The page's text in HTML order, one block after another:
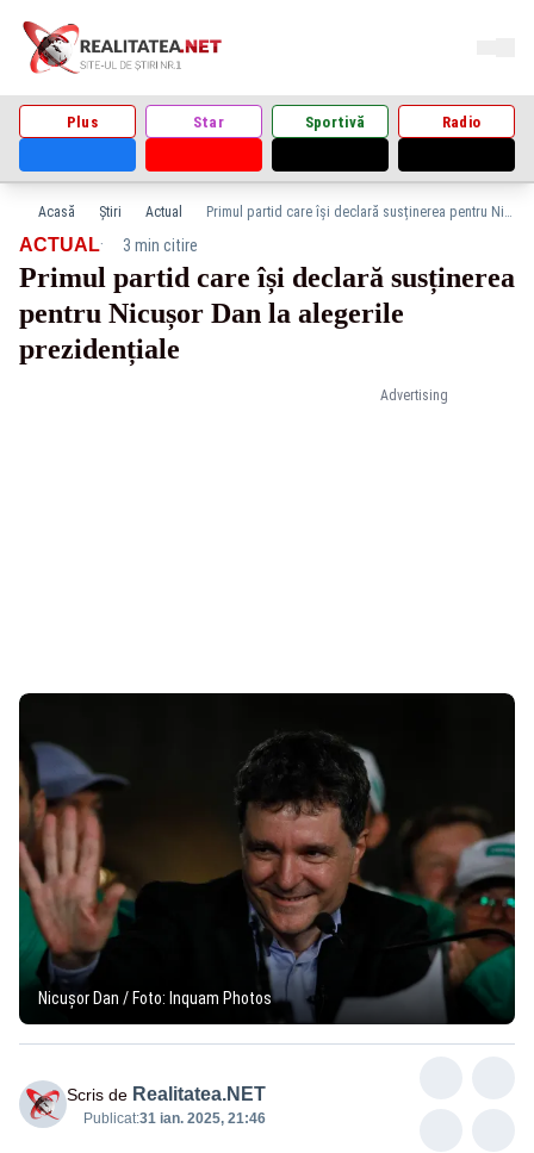
Plus Star Sportivă Radio
Acasă Știri Actual Primul partid care își declară susținerea pentru Nicușor Dan la alegerile prezidențiale
Advertising
ACTUAL· 3 min citire
Primul partid care își declară susținerea
pentru Nicușor Dan la alegerile
prezidențiale
Nicușor Dan / Foto: Inquam Photos
Scris de Realitatea.NET
Publicat:31 ian. 2025, 21:46